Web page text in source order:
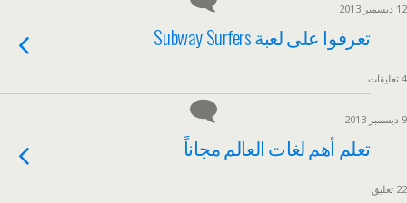
12 ديسمبر 2013
تعرفوا على لعبة Subway Surfers
4 تعليقات
9 ديسمبر 2013
تعلم أهم لغات العالم مجاناً
22 تعليق